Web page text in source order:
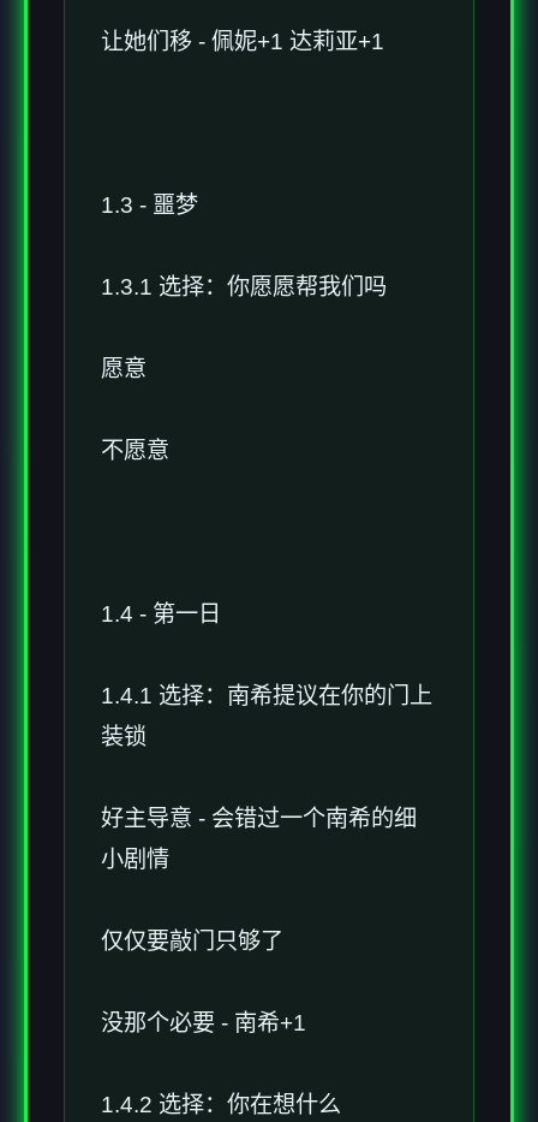
让她们移 - 佩妮+1 达莉亚+1
1.3 - 噩梦
1.3.1 选择：你愿愿帮我们吗
愿意
不愿意
1.4 - 第一日
1.4.1 选择：南希提议在你的门上
装锁
好主导意 - 会错过一个南希的细
小剧情
仅仅要敲门只够了
没那个必要 - 南希+1
1.4.2 选择：你在想什么